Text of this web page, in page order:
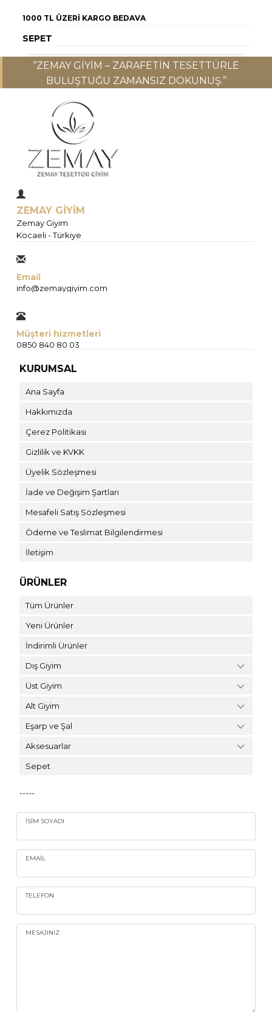
1000 TL ÜZERI KARGO BEDAVA
SEPET
“ZEMAY GIYIM – ZARAFETIN TESETTÜRLE
BULUŞTUĞU ZAMANSIZ DOKUNUŞ.”
ZEMAY GİYİM
Zemay Giyim
Kocaeli - Türkiye
Email
info@zemaygiyim.com
Müşteri hizmetleri
0850 840 80 03
KURUMSAL
Ana Sayfa
Hakkımızda
Çerez Politikası
Gizlilik ve KVKK
Üyelik Sözleşmesi
İade ve Değişim Şartları
Mesafeli Satış Sözleşmesi
Ödeme ve Teslimat Bilgilendirmesi
İletişim
ÜRÜNLER
Tüm Ürünler
Yeni Ürünler
İndirimli Ürünler
Dış Giyim
Üst Giyim
Alt Giyim
Eşarp ve Şal
Aksesuarlar
Sepet
-----
İSIM SOYADI
EMAIL
TELEFON
MESAJINIZ